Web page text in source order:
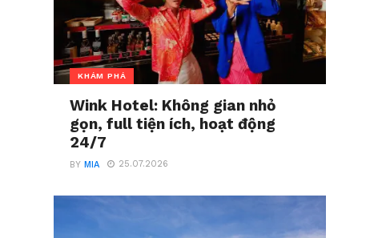
KHÁM PHÁ
Wink Hotel: Không gian nhỏ
gọn, full tiện ích, hoạt động
24/7
BYMIA 25.07.2026